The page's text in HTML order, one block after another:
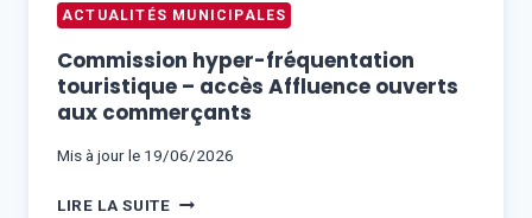
2026
SALLE
POLYVALENTE
14H00
ACTUALITÉS MUNICIPALES
Commission hyper-fréquentation
touristique – accès Affluence ouverts
aux commerçants
Mis à jour le 19/06/2026
LIRE LA SUITECOMMISSION